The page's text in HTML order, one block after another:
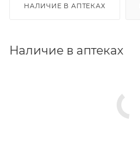
НАЛИЧИЕ В АПТЕКАХ
Наличие в аптеках